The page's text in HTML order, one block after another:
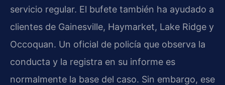
servicio regular. El bufete también ha ayudado a
clientes de Gainesville, Haymarket, Lake Ridge y
Occoquan. Un oficial de policía que observa la
conducta y la registra en su informe es
normalmente la base del caso. Sin embargo, ese